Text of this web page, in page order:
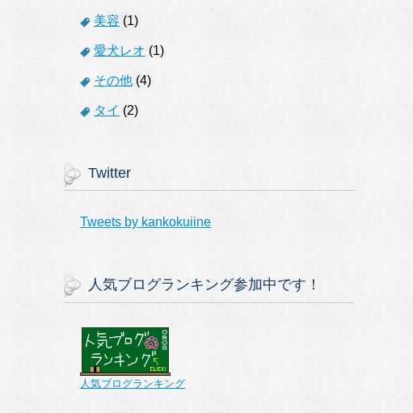
美容 (1)
愛犬レオ (1)
その他 (4)
タイ (2)
Twitter
Tweets by kankokuiine
人気ブログランキング参加中です！
人気ブログランキング